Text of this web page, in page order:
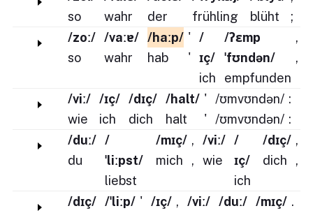
so
wahr
der
frühling
blüht
;
/zoː/
so
/vaːɐ/
wahr
/haːp/
hab
'
'
/
ɪç/
ich
/ʔɛmp
ˈfʊndən/
empfunden
,
,
/viː/
wie
/ɪç/
ich
/dɪç/
dich
/halt/
halt
'
'
/ʊmvʊndən/
/ʊmvʊndən/
:
:
/duː/
du
/
ˈliːpst/
liebst
/mɪç/
mich
,
,
/viː/
wie
/
ɪç/
ich
/dɪç/
dich
,
,
/dɪç/ /ˈliːp/ ' /ɪç/ ,
/viː/ /duː/ /mɪç/ .